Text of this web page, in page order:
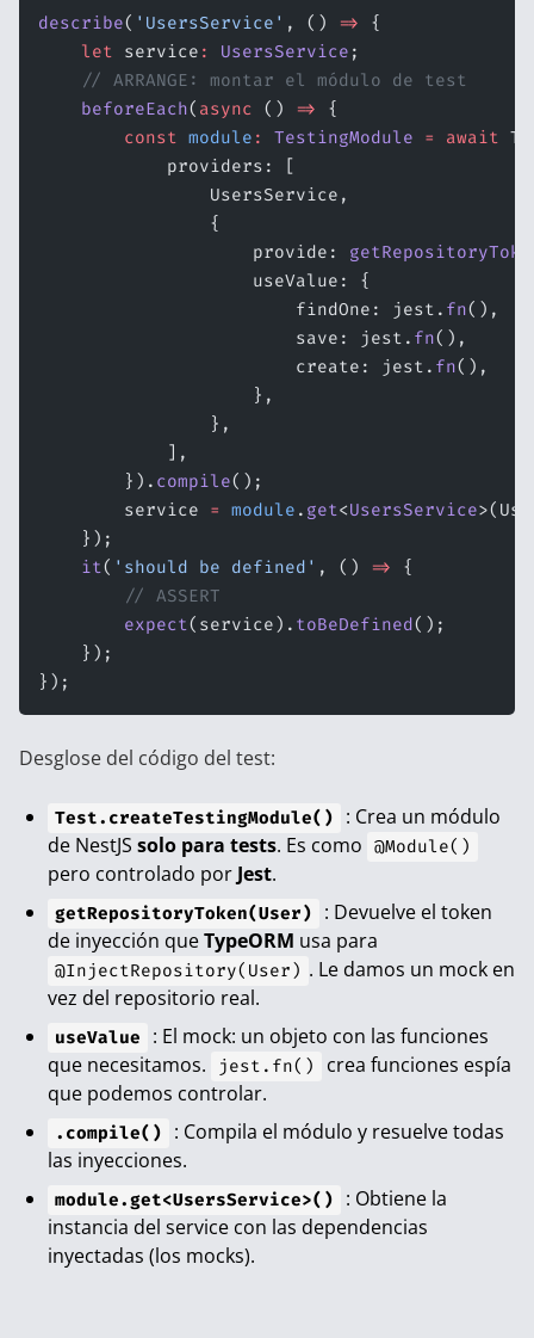
describe( 'UsersService' , () =>
{
    let
service : UsersService ;
    // ARRANGE: montar el módulo de test
    beforeEach
( async () =>
{
        const
module : TestingModule = await
            providers: [
                UsersService,
                {
                    provide:
                    useValue: {
                        findOne: jest.
fn(),
                        save: jest.
fn(),
                        create: jest.
fn(),
                    },
                },
            ],
        }).
compile();
        service
= module . get<UsersService
    });
    it
( 'should be defined' , () =>
{
        // ASSERT
        expect
(service). toBeDefined();
    });
});
Desglose del código del test:
Test.createTestingModule()
: Crea un módulo
de NestJS solo para tests. Es como @Module()
pero controlado por Jest.
getRepositoryToken(User)
: Devuelve el token
de inyección queTypeORM usa para
@InjectRepository(User) . Le damos un mock en
vez del repositorio real.
useValue
: El mock: un objeto con las funciones
que necesitamos.
jest.fn()
crea funciones espía
que podemos controlar.
.compile()
: Compila el módulo y resuelve todas
las inyecciones.
module.get<UsersService>()
: Obtiene la
instancia del service con las dependencias
inyectadas (los mocks).